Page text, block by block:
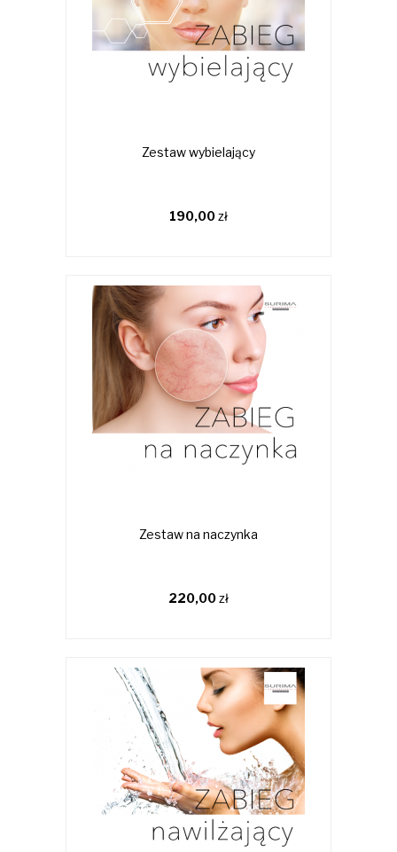
Zestaw wybielający
190,00zł
Zestaw na naczynka
220,00zł